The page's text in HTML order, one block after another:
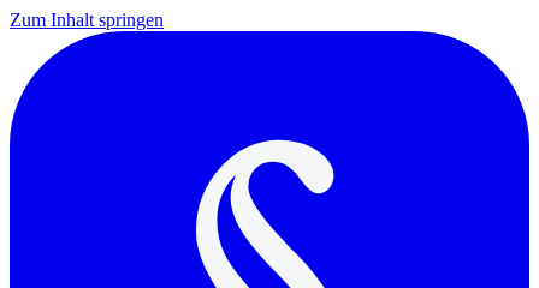
Zum Inhalt springen